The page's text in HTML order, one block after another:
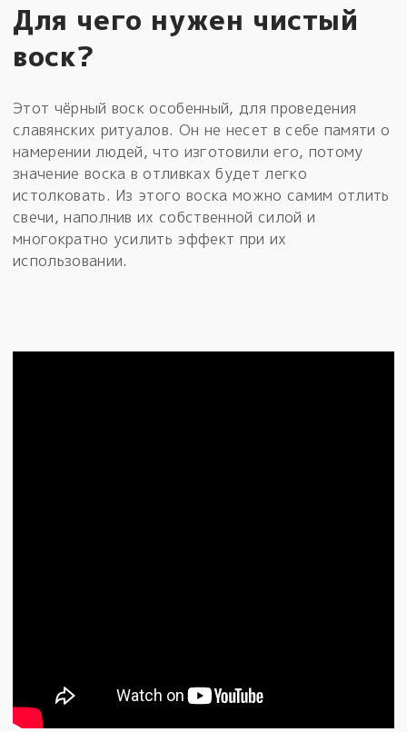
Для чего нужен чистый
воск?
Этот чёрный воск особенный, для проведения
славянских ритуалов. Он не несет в себе памяти о
намерении людей, что изготовили его, потому
значение воска в отливках будет легко
истолковать. Из этого воска можно самим отлить
свечи, наполнив их собственной силой и
многократно усилить эффект при их
использовании.